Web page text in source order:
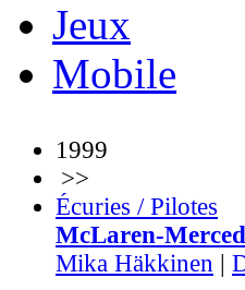
Jeux
Mobile
1999
>>
Écuries / Pilotes
McLaren-
Mika Häkkinen |